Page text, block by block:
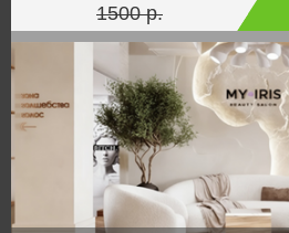
1500 р.